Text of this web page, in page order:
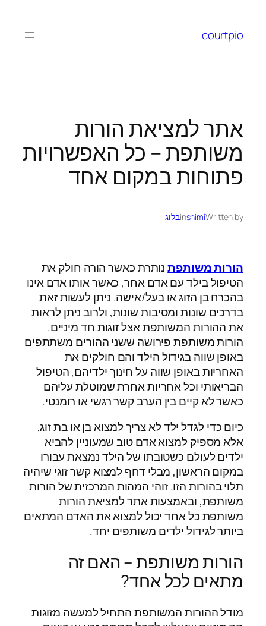
courtpio
אתר למציאת הורות
משותפת – כל האפשרויות
פתוחות במקום אחד
Written by
shimi
inבלוג
הורות משותפתנותרת כאשר הורה חולק את
הטיפול בילד עם אדם אחר, כאשר אותו אדם אינו
בהכרח בן הזוג או בעל/אישה. ניתן לעשות זאת
בדרכים שונות ומסיבות שונות, ולרוב ניתן לראות
את ההורות המשותפת אצל זוגות חד מיניים.
הורות משותפת פירושה ששני ההורים משתתפים
באופן שווה בגידול הילד והם חולקים את
האחריות באופן שווה על חינוך ילדיהם, הטיפול
הבריאותי וכל אחריות אחרת שמוטלת עליהם
כאשר לא קיים בין הערב קשר רגשי או רומנטי.
כיום כדי לגדל ילד לא צריך למצוא בן או בת זוג,
אלא מספיק למצוא אדם טוב שמעוניין להביא
ילדים לעולם כשטובתו של הילד נמצאת עבורו
במקום הראשון, מבלי דחף למצוא קשר זוגי שיהיה
תלוי בהורות הזו. זוהי המהות המרכזית של הורות
משותפת, ובאמצעות אתר למציאת הורות
משותפת כל אחד יכול למצוא את האדם המתאים
ביותר לגידול ילדים משותפים יחד.
הורות משותפת – האם זה
מתאים לכל אחד?
מודל ההורות המשותפת התחיל למעשה מזוגות